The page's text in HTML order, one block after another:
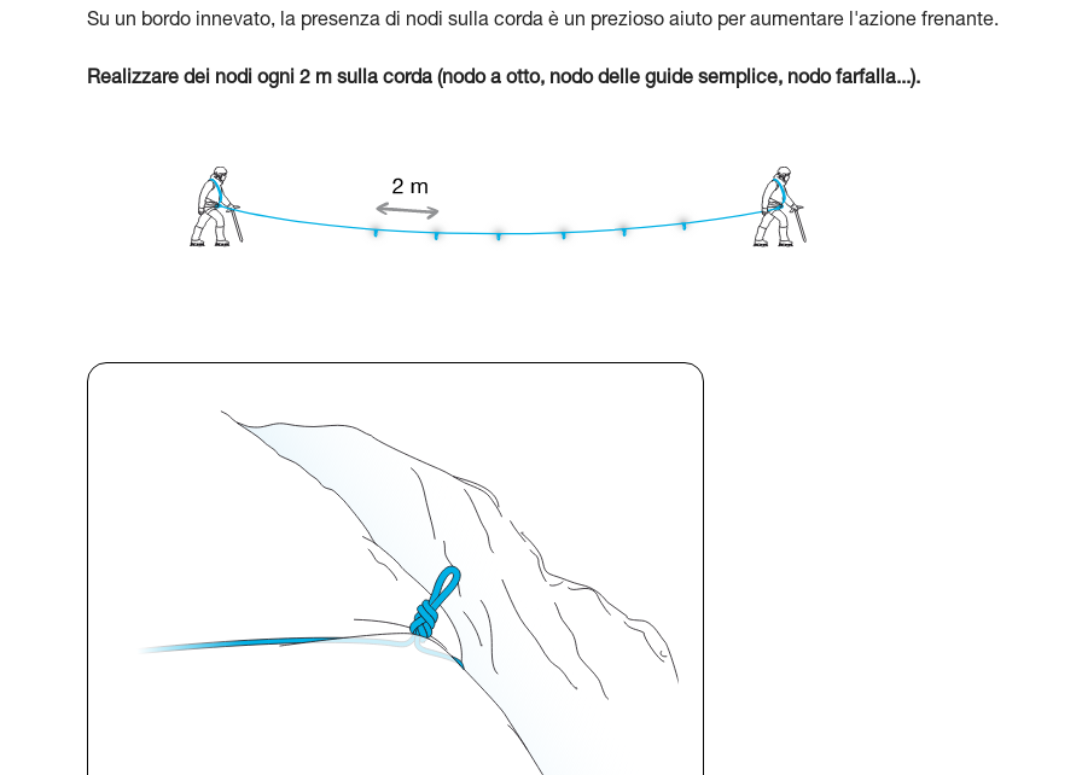
Su un bordo innevato, la presenza di nodi sulla corda è un prezioso aiuto per aumentare l'azione frenante.
Realizzare dei nodi ogni 2 m sulla corda (nodo a otto, nodo delle guide semplice, nodo farfalla...).